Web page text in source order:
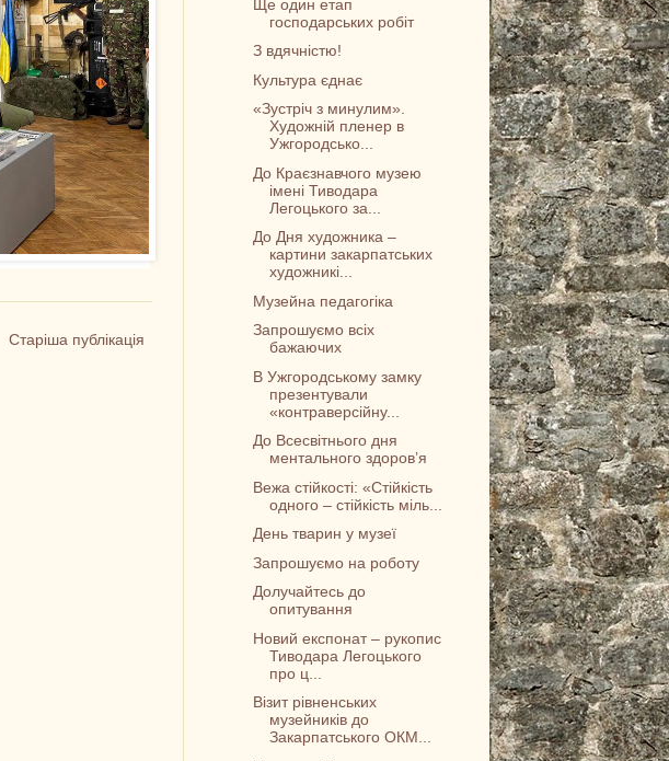
Старіша публікація
Ще один етап
господарських робіт
З вдячністю!
Культура єднає
«Зустріч з минулим».
Художній пленер в
Ужгородсько...
До Краєзнавчого музею
імені Тиводара
Легоцького за...
До Дня художника –
картини закарпатських
художникі...
Музейна педагогіка
Запрошуємо всіх
бажаючих
В Ужгородському замку
презентували
«контраверсійну...
До Всесвітнього дня
ментального здоров’я
Вежа стійкості: «Стійкість
одного – стійкість міль...
День тварин у музеї
Запрошуємо на роботу
Долучайтесь до
опитування
Новий експонат – рукопис
Тиводара Легоцького
про ц...
Візит рівненських
музейників до
Закарпатського ОКМ...